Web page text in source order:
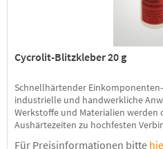
Cycrolit-Blitzkleber 20 g
Schnellhärtender
industrielle und handwerkliche
Werkstoffe und Materialien werden
Aushärtezeiten zu hochfesten
Für Preisinformationen bitte